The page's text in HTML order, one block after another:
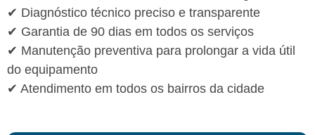
✔ Diagnóstico técnico preciso e transparente
✔ Garantia de 90 dias em todos os serviços
✔ Manutenção preventiva para prolongar a vida útil
do equipamento
✔ Atendimento em todos os bairros da cidade